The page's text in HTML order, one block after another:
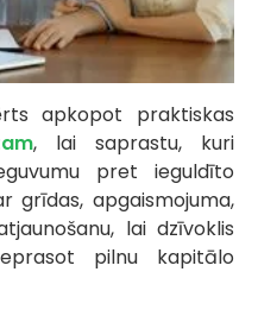
apkopot praktiskas
, lai saprastu, kuri
pret ieguldīto
grīdas, apgaismojuma,
lai dzīvoklis
pilnu kapitālo